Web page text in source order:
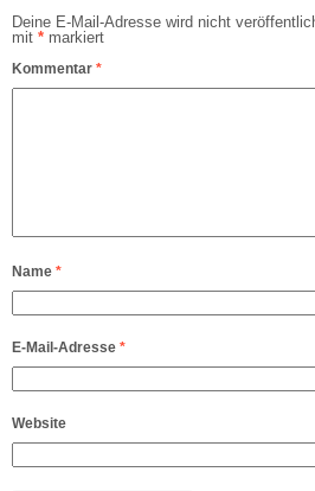
Deine E-Mail-Adresse wird nicht
mit * markiert
Kommentar *
Name *
E-Mail-Adresse *
Website